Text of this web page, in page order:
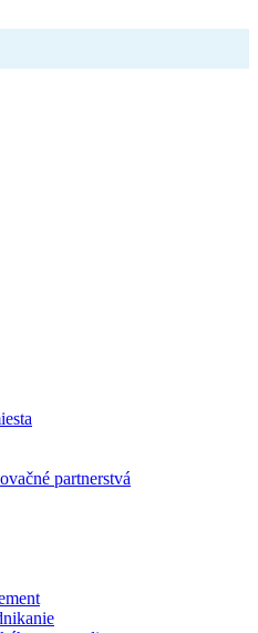
partnerstvá